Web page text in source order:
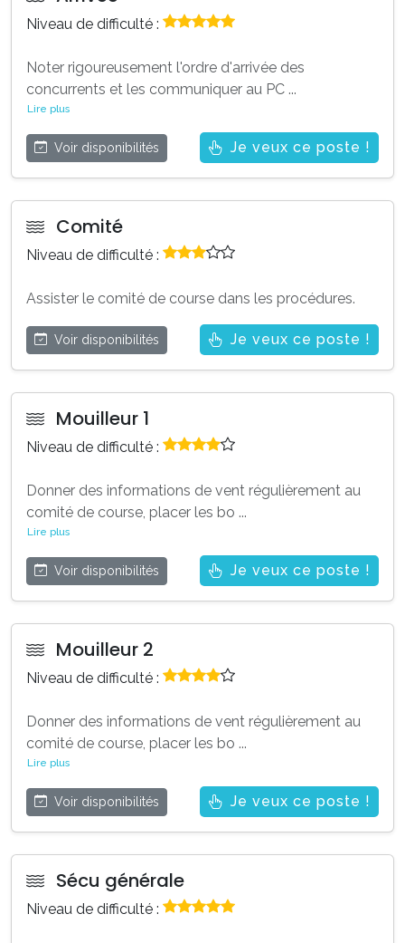
Niveau de difficulté :
Noter rigoureusement l'ordre d'arrivée des
concurrents et les communiquer au PC ...
Lire plus
Voir disponibilités Je veux ce poste !
Comité
Niveau de difficulté :
Assister le comité de course dans les procédures.
Voir disponibilités Je veux ce poste !
Mouilleur 1
Niveau de difficulté :
Donner des informations de vent régulièrement au
comité de course, placer les bo ...
Lire plus
Voir disponibilités Je veux ce poste !
Mouilleur 2
Niveau de difficulté :
Donner des informations de vent régulièrement au
comité de course, placer les bo ...
Lire plus
Voir disponibilités Je veux ce poste !
Sécu générale
Niveau de difficulté :